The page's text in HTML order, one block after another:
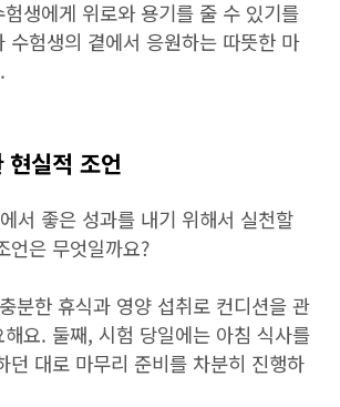
생에게 위로와 용기를 줄 수 있기를
수험생의 곁에서 응원하는 따뜻한 마
현실적 조언
서 좋은 성과를 내기 위해서 실천할
언은 무엇일까요?
분한 휴식과 영양 섭취로 컨디션을 관
요. 둘째, 시험 당일에는 아침 식사를
던 대로 마무리 준비를 차분히 진행하